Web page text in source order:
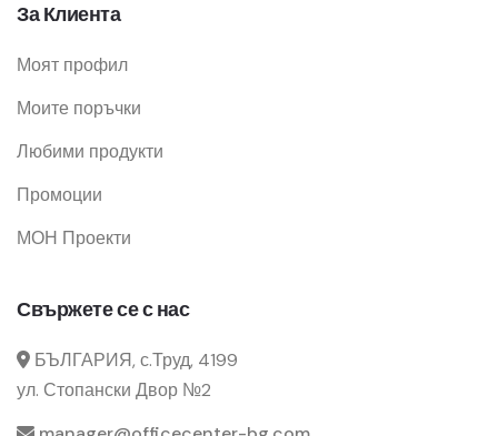
За Клиента
Моят профил
Моите поръчки
Любими продукти
Промоции
МОН Проекти
Свържете се с нас
БЪЛГАРИЯ, с.Труд, 4199
ул. Стопански Двор №2